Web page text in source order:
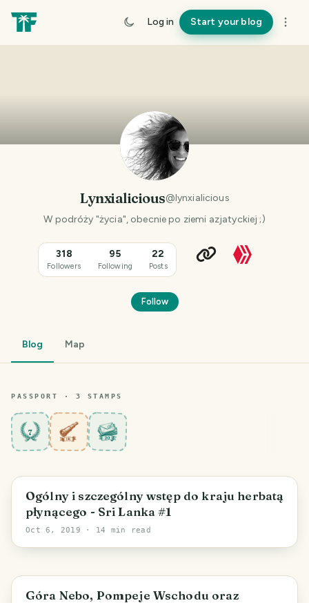
Log in Start your blog
Lynxialicious@lynxialicious
W podróży "życia", obecnie po ziemi azjatyckiej ;)
318
Followers
95
Following
22
Posts
Follow
Blog Map
PASSPORT · 3 STAMPS
7
Ogólny i szczególny wstęp do kraju herbatą
płynącego - Sri Lanka #1
Oct 6, 2019 · 14 min read
Góra Nebo, Pompeje Wschodu oraz